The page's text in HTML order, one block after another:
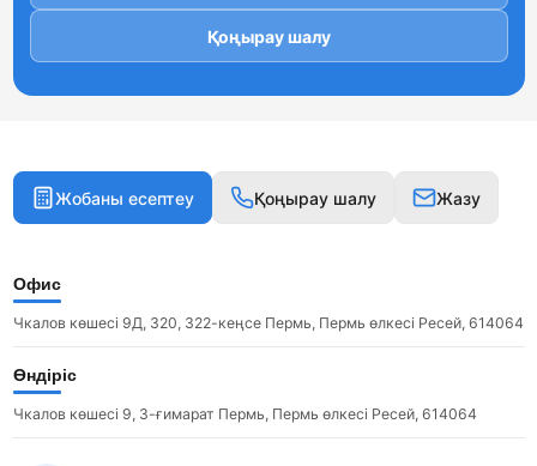
Қоңырау шалу
Жобаны есептеу Қоңырау шалу Жазу
Офис
Чкалов көшесі 9Д, 320, 322-кеңсе Пермь, Пермь өлкесі Ресей, 614064
Өндіріс
Чкалов көшесі 9, 3-ғимарат Пермь, Пермь өлкесі Ресей, 614064